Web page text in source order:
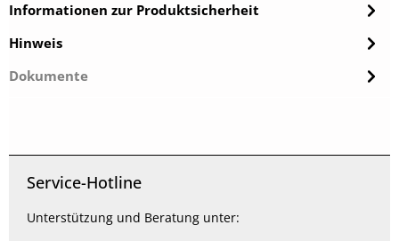
Informationen zur Produktsicherheit
Hinweis
Dokumente
Service-Hotline
Unterstützung und Beratung unter: